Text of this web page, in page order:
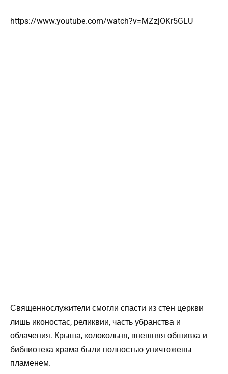
https://www.youtube.com/watch?v=MZzjOKr5GLU
Священнослужители смогли спасти из стен церкви
лишь иконостас, реликвии, часть убранства и
облачения. Крыша, колокольня, внешняя обшивка и
библиотека храма были полностью уничтожены
пламенем.